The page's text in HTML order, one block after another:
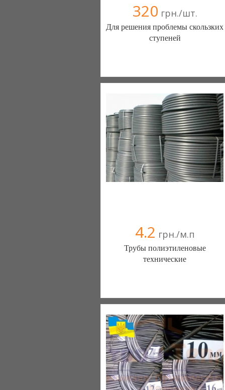
320 грн./шт.
Для решения проблемы скользких
ступеней
4.2 грн./м.п
Трубы полиэтиленовые
технические
7 отзыв(а), 100% положительных
067 656-14-18
044 599-14-16
067 656-14-16